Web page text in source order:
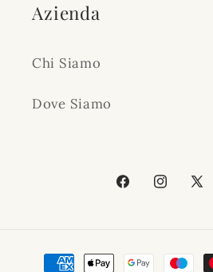
Azienda
Chi Siamo
Dove Siamo
FacebookInstagram
X
Zahlungsmethoden